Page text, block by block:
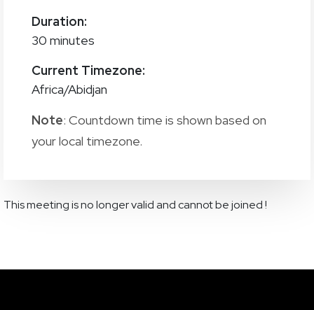
Duration:
30 minutes
Current Timezone:
Africa/Abidjan
Note: Countdown time is shown based on
your local timezone.
This meeting is no longer valid and cannot be joined !